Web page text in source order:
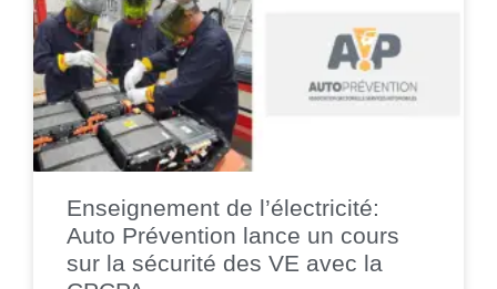
Enseignement de l’électricité:
Auto Prévention lance un cours
sur la sécurité des VE avec la